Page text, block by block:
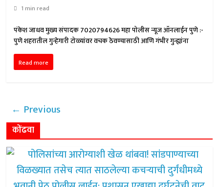
1 min read
पंकेश जाधव मुख्य संपादक 7020794626 महा पोलीस न्यूज ऑनलाईन पुणे :-
पुणे शहरातील गुन्हेगारी टोळ्यांवर वचक ठेवण्यासाठी आणि गंभीर गुन्ह्यांना
Read more
← Previous
कोंढवा